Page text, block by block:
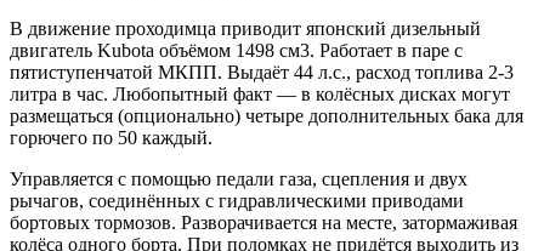
В движение проходимца приводит японский дизельный
двигатель Kubota объёмом 1498 см3. Работает в паре с
пятиступенчатой МКПП. Выдаёт 44 л.с., расход топлива 2-3
литра в час. Любопытный факт — в колёсных дисках могут
размещаться (опционально) четыре дополнительных бака для
горючего по 50 каждый.
Управляется с помощью педали газа, сцепления и двух
рычагов, соединённых с гидравлическими приводами
бортовых тормозов. Разворачивается на месте, затормаживая
колёса одного борта. При поломках не придётся выходить из